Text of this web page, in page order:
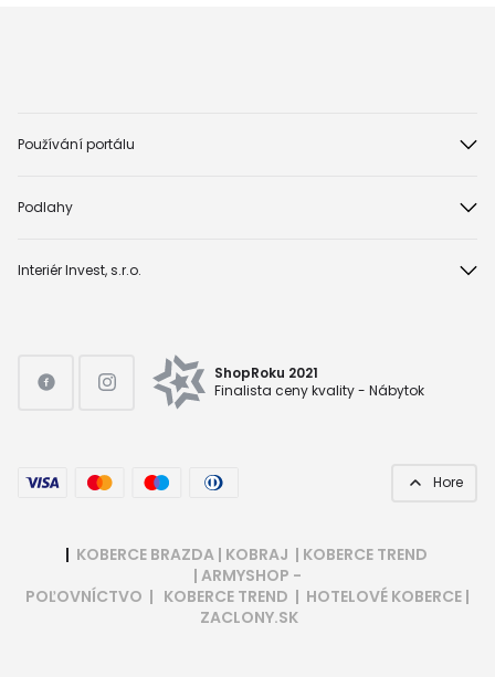
Používání portálu
Podlahy
Interiér Invest, s.r.o.
ShopRoku 2021
Finalista ceny kvality - Nábytok
Hore
| KOBERCE BRAZDA | KOBRAJ | KOBERCE TREND
| ARMYSHOP -
POĽOVNÍCTVO | KOBERCE TREND | HOTELOVÉ KOBERCE |
ZACLONY.SK